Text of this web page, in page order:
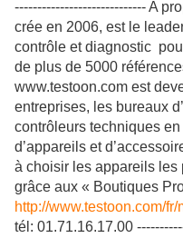
----------------------------- A
crée en 2006, est le
contrôle et diagnostic
de plus de 5000
www.testoon.com est
entreprises, les bureaux
contrôleurs techniques
d’appareils et
à choisir les appareils les
grâce aux « Boutiques
http://www.testoon.com/fr/
tél: 01.71.16.17.00